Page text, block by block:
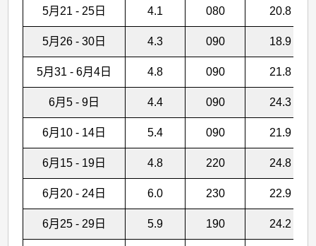
5月21 - 25日 4.1 080 20.8
5月26 - 30日 4.3 090 18.9
5月31 - 6月4日 4.8 090 21.8
6月5 - 9日 4.4 090 24.3
6月10 - 14日 5.4 090 21.9
6月15 - 19日 4.8 220 24.8
6月20 - 24日 6.0 230 22.9
6月25 - 29日 5.9 190 24.2